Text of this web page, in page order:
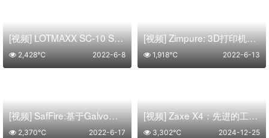
[视频] LOTMAXX SC-10 SHARK：3D打印升级
2022-6-8
2,428℃
[视频] Zimpure: 3D打印机过滤解决方案
2022-6-13
1,918℃
[视频] SafFire:基于Galvo的SLA 3D打印机和激光雕刻机
2022-6-17
2,370℃
[视频] Zaxe X4：先进的工业3D打印解决方案
2024-12-25
3,302℃